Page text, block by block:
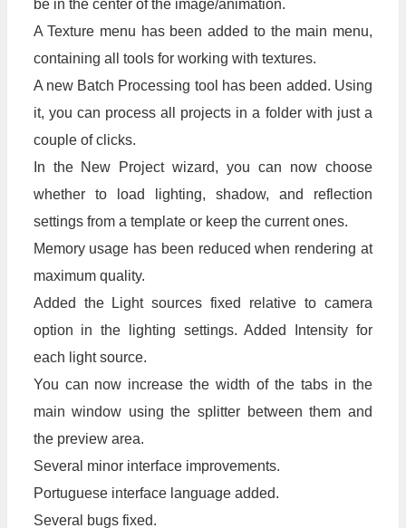
be in the center of the image/animation.
A Texture menu has been added to the main menu,
containing all tools for working with textures.
A new Batch Processing tool has been added. Using
it, you can process all projects in a folder with just a
couple of clicks.
In the New Project wizard, you can now choose
whether to load lighting, shadow, and reflection
settings from a template or keep the current ones.
Memory usage has been reduced when rendering at
maximum quality.
Added the Light sources fixed relative to camera
option in the lighting settings. Added Intensity for
each light source.
You can now increase the width of the tabs in the
main window using the splitter between them and
the preview area.
Several minor interface improvements.
Portuguese interface language added.
Several bugs fixed.